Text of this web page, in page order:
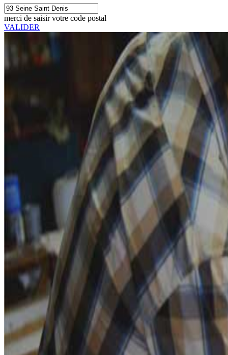
merci de saisir votre code postal
VALIDER